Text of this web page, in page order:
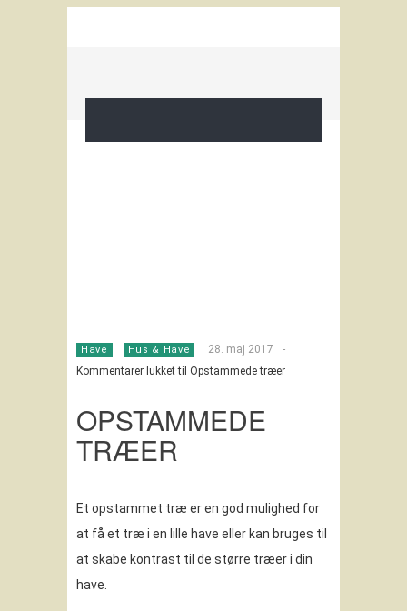
Have Hus & Have 28. maj 2017
-
Kommentarer lukkettil Opstammede træer
OPSTAMMEDE
TRÆER
Et opstammet træ er en god mulighed for
at få et træ i en lille have eller kan bruges til
at skabe kontrast til de større træer i din
have.